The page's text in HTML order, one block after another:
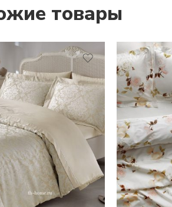
товары
10,755₽ –17,716₽
1,5
ЕВРО
ЕВРО MAXI
СЕМЕЙНЫЙ